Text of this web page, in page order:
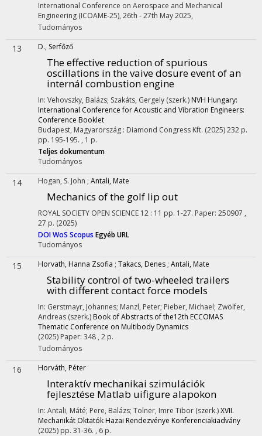
International Conference on Aerospace and Mechanical
Engineering (ICOAME-25), 26th - 27th May 2025,
Tudományos
13 D., Serfőző
The effective reduction of spurious
oscillations in the vaive dosure event of an
internál combustion engine
In: Vehovszky, Balázs; Szakáts, Gergely (szerk.) NVH Hungary:
International Conference for Acoustic and Vibration Engineers:
Conference Booklet
Budapest, Magyarország : Diamond Congress Kft. (2025)232 p.
pp. 195-195. , 1 p.
Teljes dokumentum
Tudományos
14 Hogan, S. John ; Antali, Mate
Mechanics of the golf lip out
ROYAL SOCIETY OPEN SCIENCE 12 : 11 pp. 1-27. Paper: 250907 ,
27 p. (2025)
DOIWoS Scopus Egyéb URL
Tudományos
15 Horvath, Hanna Zsofia ; Takacs, Denes ; Antali, Mate
Stability control of two-wheeled trailers
with different contact force models
In: Gerstmayr, Johannes; Manzl, Peter; Pieber, Michael; Zwölfer,
Andreas (szerk.) Book of Abstracts of the12th ECCOMAS
Thematic Conference on Multibody Dynamics
(2025) Paper: 348 , 2 p.
Tudományos
16 Horváth, Péter
Interaktív mechanikai szimulációk
fejlesztése Matlab uifigure alapokon
In: Antali, Máté; Pere, Balázs; Tolner, Imre Tibor (szerk.)XVII.
Mechanikát Oktatók Hazai Rendezvénye Konferenciakiadvány
(2025) pp. 31-36. , 6 p.